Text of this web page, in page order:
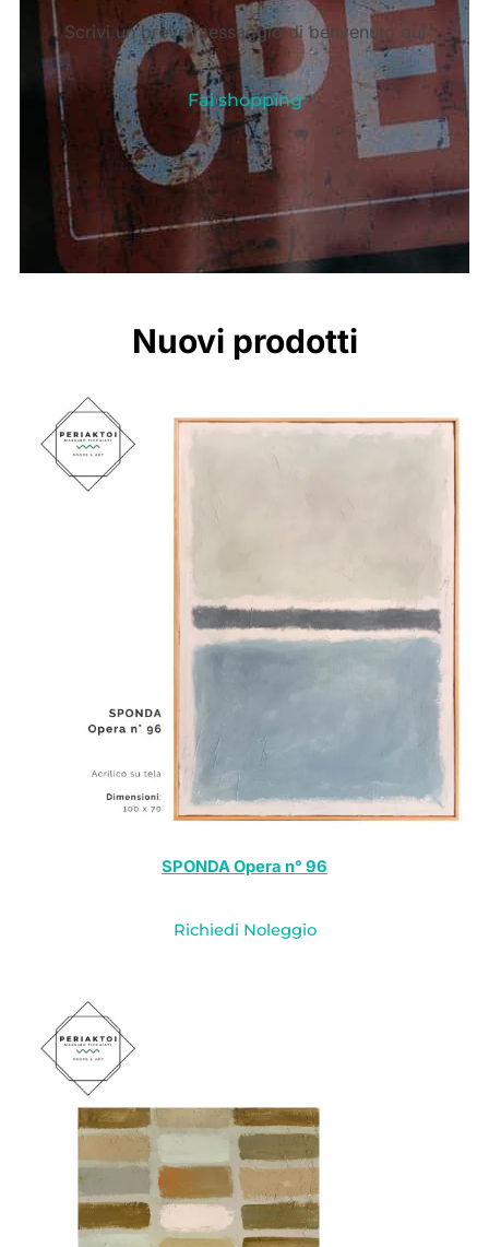
Scrivi un breve messaggio di benvenuto qui
Fai shopping
Nuovi prodotti
SPONDA Opera n° 96
Richiedi Noleggio